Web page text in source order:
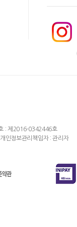
: 제2016-0342446호
개인정보관리책임자 : 관리자